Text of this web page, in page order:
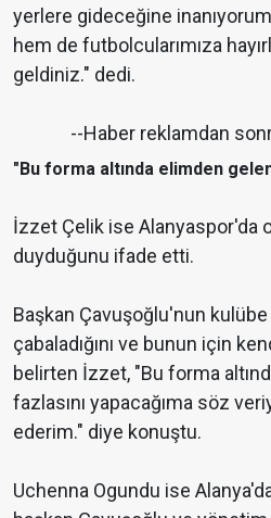
yerlere gideceğine
hem de futbolcularımıza
geldiniz." dedi.
--Haber reklamdan
"Bu forma altında elimden
İzzet Çelik ise Alanyaspor'da
duyduğunu ifade etti.
Başkan Çavuşoğlu'nun
çabaladığını ve bunun için
belirten İzzet, "Bu forma
fazlasını yapacağıma söz
ederim." diye konuştu.
Uchenna Ogundu ise Alanya'da